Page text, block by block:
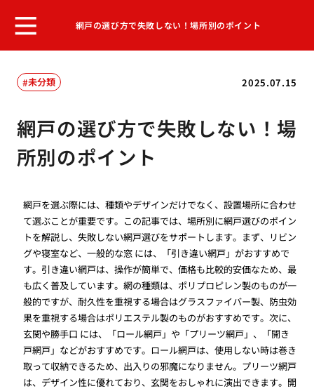
網戸の選び方で失敗しない！場所別のポイント
2025.07.15
未分類
網戸の選び方で失敗しない！場
所別のポイント
網戸を選ぶ際には、種類やデザインだけでなく、設置場所に合わせ
て選ぶことが重要です。この記事では、場所別に網戸選びのポイン
トを解説し、失敗しない網戸選びをサポートします。まず、リビン
グや寝室など、一般的な窓 には、「引き違い網戸」がおすすめで
す。引き違い網戸は、操作が簡単で、価格も比較的安価なため、最
も広く普及しています。網の種類は、ポリプロピレン製のものが一
般的ですが、耐久性を重視する場合はグラスファイバー製、防虫効
果を重視する場合はポリエステル製のものがおすすめです。次に、
玄関や勝手口 には、「ロール網戸」や「プリーツ網戸」、「開き
戸網戸」などがおすすめです。ロール網戸は、使用しない時は巻き
取って収納できるため、出入りの邪魔になりません。プリーツ網戸
は、デザイン性に優れており、玄関をおしゃれに演出できます。開